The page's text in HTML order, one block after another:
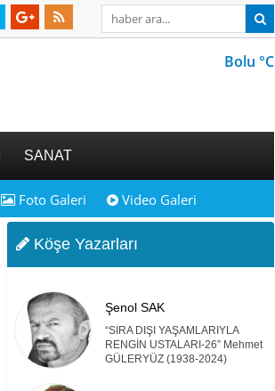
Bolu °C
SANAT
Foto Galeri Video Galeri
Köşe Yazarları
Şenol SAK
“SIRA DIŞI YAŞAMLARIYLA
RENGİN USTALARI-26” Mehmet
GÜLERYÜZ (1938-2024)